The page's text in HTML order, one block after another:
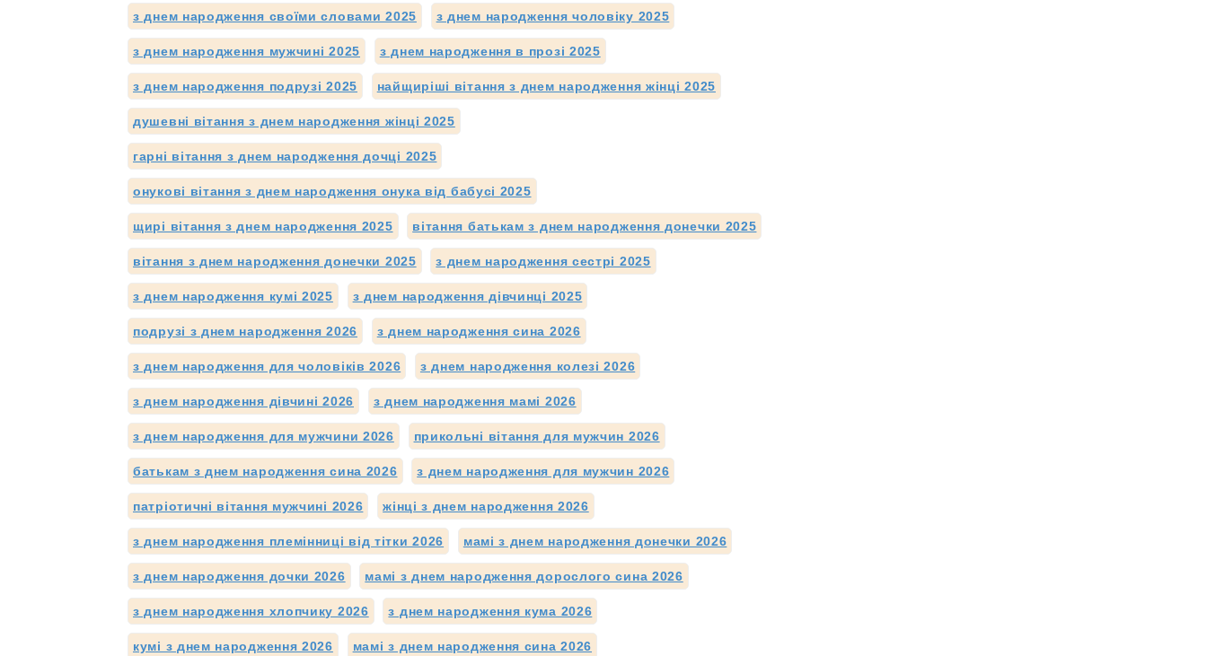
з днем народження своїми словами 2025 з днем народження чоловіку 2025
з днем народження мужчині 2025 з днем народження в прозі 2025
з днем народження подрузі 2025 найщиріші вітання з днем народження жінці 2025
душевні вітання з днем народження жінці 2025
гарні вітання з днем народження дочці 2025
онукові вітання з днем народження онука від бабусі 2025
щирі вітання з днем народження 2025 вітання батькам з днем народження донечки 2025
вітання з днем народження донечки 2025 з днем народження сестрі 2025
з днем народження кумі 2025 з днем народження дівчинці 2025
подрузі з днем народження 2026 з днем народження сина 2026
з днем народження для чоловіків 2026 з днем народження колезі 2026
з днем народження дівчині 2026 з днем народження мамі 2026
з днем народження для мужчини 2026 прикольні вітання для мужчин 2026
батькам з днем народження сина 2026 з днем народження для мужчин 2026
патріотичні вітання мужчині 2026 жінці з днем народження 2026
з днем народження племінниці від тітки 2026 мамі з днем народження донечки 2026
з днем народження дочки 2026 мамі з днем народження дорослого сина 2026
з днем народження хлопчику 2026 з днем народження кума 2026
кумі з днем народження 2026 мамі з днем народження сина 2026